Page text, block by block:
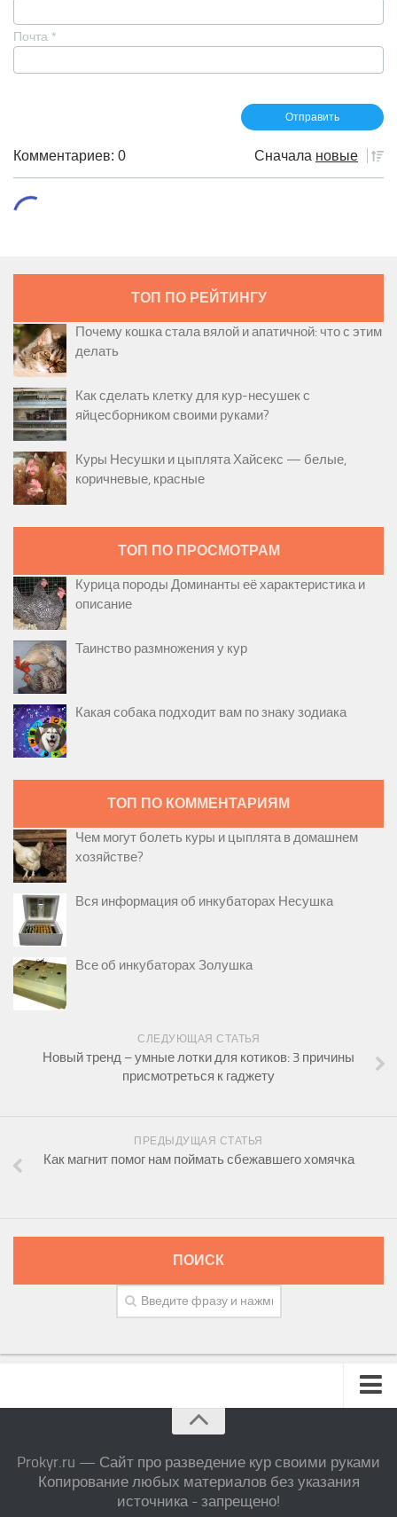
Почта *
Комментариев: 0 Сначала новые
ТОП ПО РЕЙТИНГУ
Почему кошка стала вялой и апатичной: что с этим
делать
Как сделать клетку для кур-несушек с
яйцесборником своими руками?
Куры Несушки и цыплята Хайсекс — белые,
коричневые, красные
ТОП ПО ПРОСМОТРАМ
Курица породы Доминанты её характеристика и
описание
Таинство размножения у кур
Какая собака подходит вам по знаку зодиака
ТОП ПО КОММЕНТАРИЯМ
Чем могут болеть куры и цыплята в домашнем
хозяйстве?
Вся информация об инкубаторах Несушка
Все об инкубаторах Золушка
СЛЕДУЮЩАЯ СТАТЬЯ
Новый тренд – умные лотки для котиков: 3 причины
присмотреться к гаджету
ПРЕДЫДУЩАЯ СТАТЬЯ
Как магнит помог нам поймать сбежавшего хомячка
ПОИСК
Prokyr.ru — Сайт про разведение кур своими руками
Копирование любых материалов без указания
источника - запрещено!